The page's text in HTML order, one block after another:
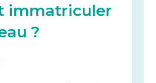
immatriculer
?